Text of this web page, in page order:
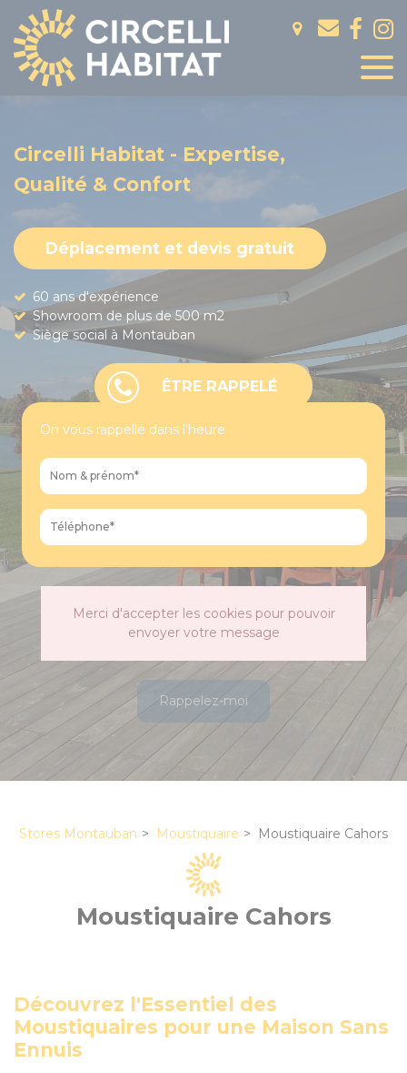
Circelli Habitat - Expertise,
Qualité & Confort
Déplacement et devis gratuit
60 ans d'expérience
Showroom de plus de 500 m2
Siège social à Montauban
ÊTRE RAPPELÉ
On vous rappelle dans l'heure
Merci d'accepter les cookies pour pouvoir
envoyer votre message
Rappelez-moi
Stores Montauban Moustiquaire Moustiquaire Cahors
Moustiquaire Cahors
Découvrez l'Essentiel des
Moustiquaires pour une Maison Sans
Ennuis
Panneau de gestion des cookies